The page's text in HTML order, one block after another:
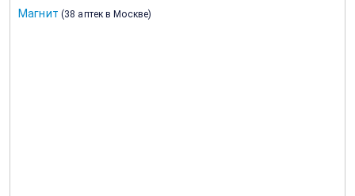
Магнит (38 аптек в Москве)